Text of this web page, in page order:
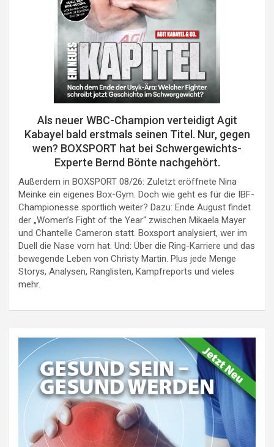
Als neuer WBC-Champion verteidigt Agit
Kabayel bald erstmals seinen Titel. Nur, gegen
wen? BOXSPORT hat bei Schwergewichts-
Experte Bernd Bönte nachgehört.
Außerdem in BOXSPORT 08/26: Zuletzt eröffnete Nina
Meinke ein eigenes Box-Gym. Doch wie geht es für die IBF-
Championesse sportlich weiter? Dazu: Ende August findet
der „Women’s Fight of the Year“ zwischen Mikaela Mayer
und Chantelle Cameron statt. Boxsport analysiert, wer im
Duell die Nase vorn hat. Und: Über die Ring-Karriere und das
bewegende Leben von Christy Martin. Plus jede Menge
Storys, Analysen, Ranglisten, Kampfreports und vieles
mehr.